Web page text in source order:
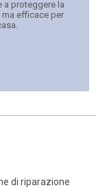
a proteggere la
efficace per
di riparazione